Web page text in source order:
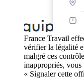
France Travail
vérifier la légalité
malgré ces
inappropriés, vous
« Signaler cette